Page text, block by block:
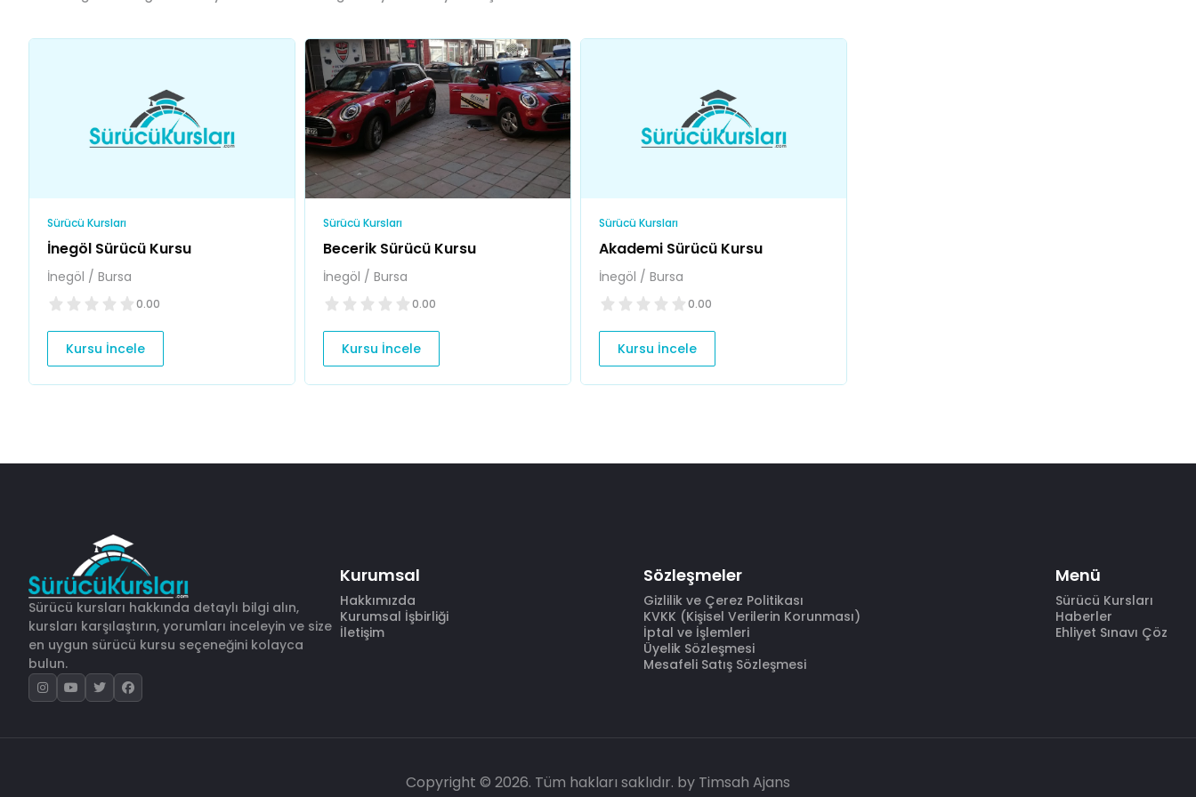
Sürücü Kursları
İnegöl Sürücü Kursu
İnegöl / Bursa
0.00
Kursu İncele
Sürücü Kursları
Becerik Sürücü Kursu
İnegöl / Bursa
0.00
Kursu İncele
Sürücü Kursları
Akademi Sürücü Kursu
İnegöl / Bursa
0.00
Kursu İncele
Sürücü kursları hakkında detaylı bilgi alın,
kursları karşılaştırın, yorumları inceleyin ve size
en uygun sürücü kursu seçeneğini kolayca
bulun.
Kurumsal
Hakkımızda
Kurumsal İşbirliği
İletişim
Sözleşmeler
Gizlilik ve Çerez Politikası
KVKK (Kişisel Verilerin Korunması)
İptal ve İşlemleri
Üyelik Sözleşmesi
Mesafeli Satış Sözleşmesi
Menü
Sürücü Kursları
Haberler
Ehliyet Sınavı Çöz
Copyright © 2026. Tüm hakları saklıdır. by Timsah Ajans